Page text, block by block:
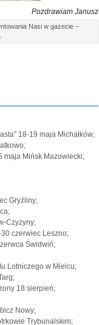
Pozdrawiam Janusz
Nasi w gazecie –
18-19 maja Michałków;
maja Mińsk Mazowiecki;
Gryźliny;
Czyżyny;
30 czerwiec Leszno;
Świdwiń;
Lotniczego w Mielcu;
18 sierpień;
Nowy;
Trybunalskim;